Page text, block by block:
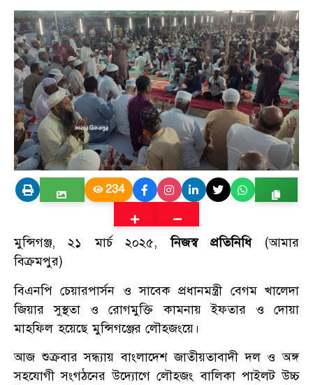
234
মুন্সিগঞ্জ, ২১ মার্চ ২০২৫,নিজস্ব প্রতিনিধি (আমার
বিক্রমপুর)
বিএনপি চেয়ারপার্সন ও সাবেক প্রধানমন্ত্রী বেগম খালেদা
জিয়ার সুস্থতা ও রোগমুক্তি কামনায় ইফতার ও দোয়া
মাহফিল হয়েছে মুন্সিগঞ্জের লৌহজংয়ে।
আজ শুক্রবার সন্ধ্যায় বাংলাদেশ জাতীয়তাবাদী দল ও অঙ্গ
সহযোগী সংগঠনের উদ্যোগে লৌহজং বালিকা পাইলট উচ্চ